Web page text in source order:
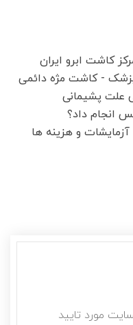
کاشت ابرو ایران
- کاشت مژه دائمی
علت پشیمانی
انجام داد؟
و هزینه ها
مورد تایید